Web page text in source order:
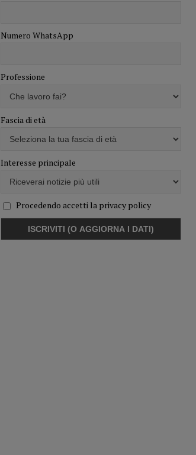
Numero WhatsApp
Professione
Fascia di età
Interesse principale
Procedendo accetti la privacy policy